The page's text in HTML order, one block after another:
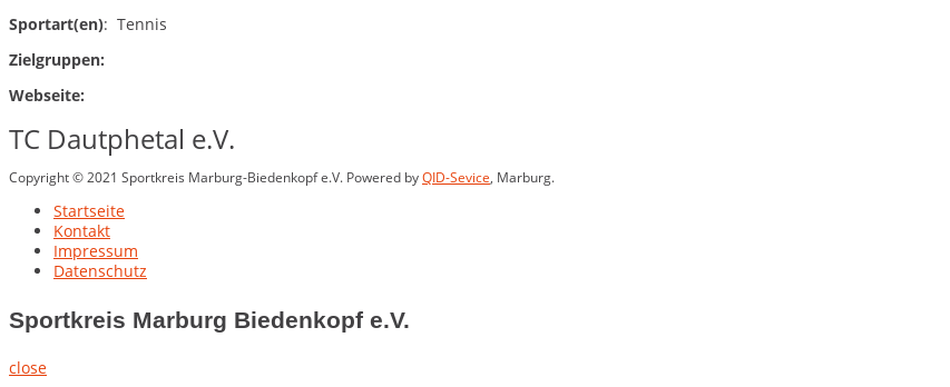
Sportart(en): Tennis
Zielgruppen:
Webseite:
TC Dautphetal e.V.
Copyright © 2021 Sportkreis Marburg-Biedenkopf e.V. Powered byQID-Sevice, Marburg.
Startseite
Kontakt
Impressum
Datenschutz
Sportkreis Marburg Biedenkopf e.V.
close